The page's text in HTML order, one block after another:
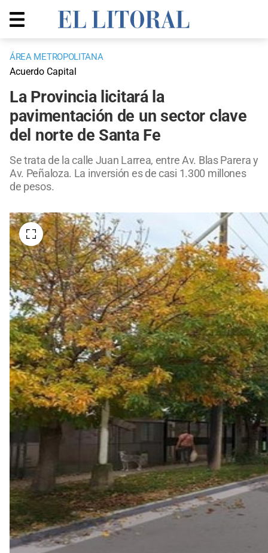
ÁREA METROPOLITANA
Acuerdo Capital
La Provincia licitará la
pavimentación de un sector clave
del norte de Santa Fe
Se trata de la calle Juan Larrea, entre Av. Blas Parera y
Av. Peñaloza. La inversión es de casi 1.300 millones
de pesos.